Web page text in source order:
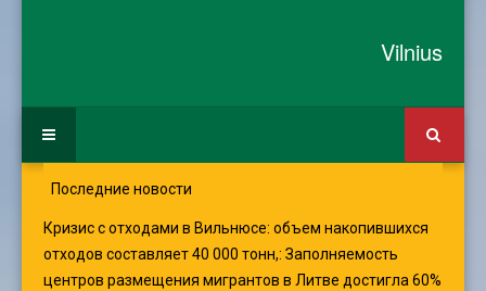
Vilnius
Последние новости
Кризис с отходами в Вильнюсе: объем накопившихся
отходов составляет 40 000 тонн,: Заполняемость
центров размещения мигрантов в Литве достигла 60%